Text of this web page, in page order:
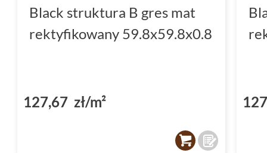
Black struktura B gres mat
rektyfikowany 59.8x59.8x0.8
127,67 zł/m²